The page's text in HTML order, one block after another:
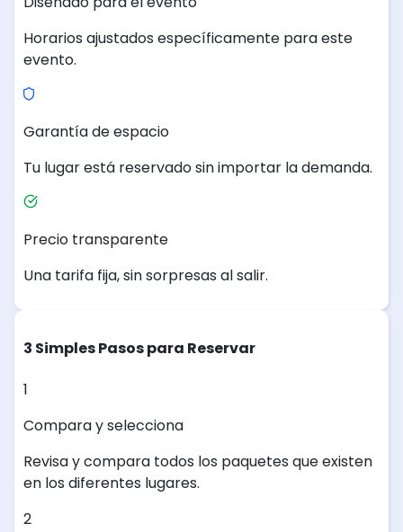
Horarios ajustados específicamente para este
evento.
Garantía de espacio
Tu lugar está reservado sin importar la demanda.
Precio transparente
Una tarifa fija, sin sorpresas al salir.
3 Simples Pasos para Reservar
1
Compara y selecciona
Revisa y compara todos los paquetes que existen
en los diferentes lugares.
2